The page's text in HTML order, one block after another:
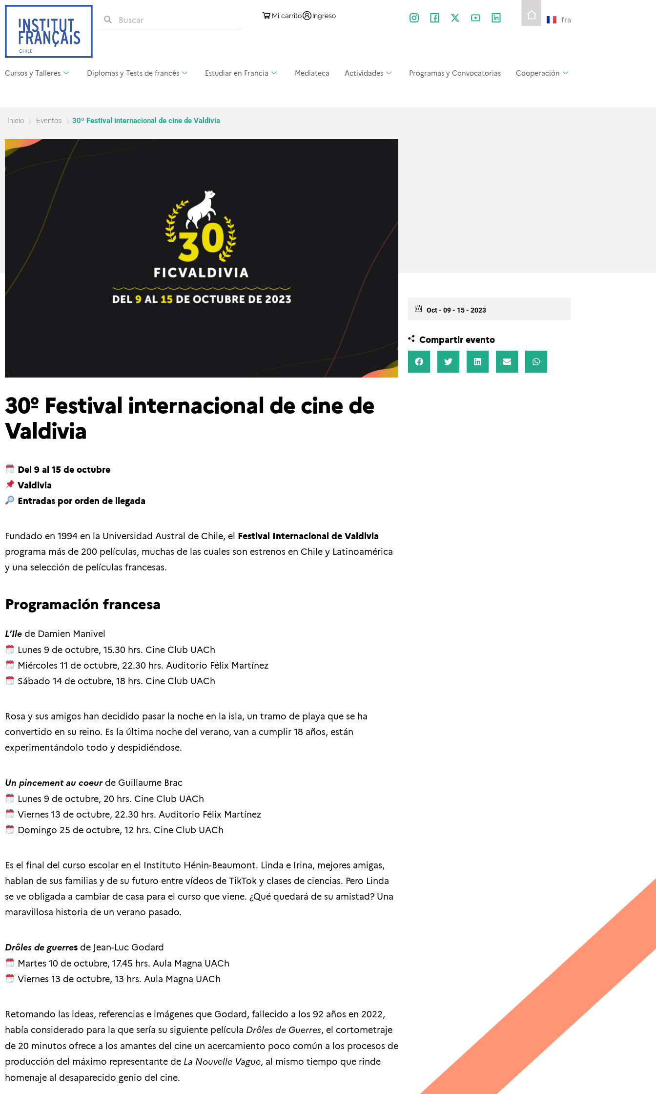
Mi carrito Ingreso fra
Cursos y Talleres Diplomas y Tests de francés Estudiar en Francia Mediateca Actividades Programas y Convocatorias Cooperación
Inicio Eventos 30º Festival internacional de cine de Valdivia
30º Festival internacional de cine de
Valdivia
Del 9 al 15 de octubre
Valdivia
Entradas por orden de llegada
Fundado en 1994 en la Universidad Austral de Chile, el Festival Internacional de Valdivia
programa más de 200 películas, muchas de las cuales son estrenos en Chile y Latinoamérica
y una selección de películas francesas.
Programación francesa
L’Ile de Damien Manivel
Lunes 9 de octubre, 15.30 hrs. Cine Club UACh
Miércoles 11 de octubre, 22.30 hrs. Auditorio Félix Martínez
Sábado 14 de octubre, 18 hrs. Cine Club UACh
Rosa y sus amigos han decidido pasar la noche en la isla, un tramo de playa que se ha
convertido en su reino. Es la última noche del verano, van a cumplir 18 años, están
experimentándolo todo y despidiéndose.
Un pincement au coeur de Guillaume Brac
Lunes 9 de octubre, 20 hrs. Cine Club UACh
Viernes 13 de octubre, 22.30 hrs. Auditorio Félix Martínez
Domingo 25 de octubre, 12 hrs. Cine Club UACh
Es el final del curso escolar en el Instituto Hénin-Beaumont. Linda e Irina, mejores amigas,
hablan de sus familias y de su futuro entre vídeos de TikTok y clases de ciencias. Pero Linda
se ve obligada a cambiar de casa para el curso que viene. ¿Qué quedará de su amistad? Una
maravillosa historia de un verano pasado.
Drôles de guerres de Jean-Luc Godard
Martes 10 de octubre, 17.45 hrs. Aula Magna UACh
Viernes 13 de octubre, 13 hrs. Aula Magna UACh
Retomando las ideas, referencias e imágenes que Godard, fallecido a los 92 años en 2022,
había considerado para la que sería su siguiente película Drôles de Guerres, el cortometraje
de 20 minutos ofrece a los amantes del cine un acercamiento poco común a los procesos de
producción del máximo representante de La Nouvelle Vague, al mismo tiempo que rinde
homenaje al desaparecido genio del cine.
Oct - 09 - 15 - 2023
Compartir evento